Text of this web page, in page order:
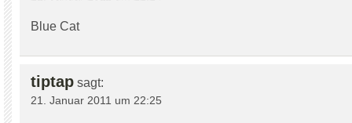
Blue Cat
tiptap sagt:
21. Januar 2011 um 22:25